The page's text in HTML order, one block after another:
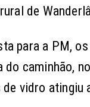
de
para a PM,
caminhão,
vidro atingiu